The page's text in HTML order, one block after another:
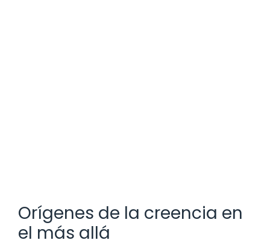
Orígenes de la creencia en
el más allá